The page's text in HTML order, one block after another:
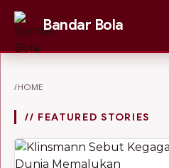
Bandar Bola
/HOME
// FEATURED STORIES